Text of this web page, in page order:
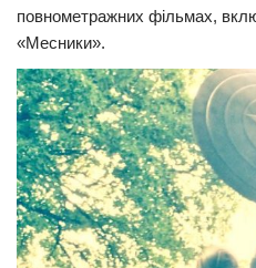
повнометражних фільмах,
«Месники».